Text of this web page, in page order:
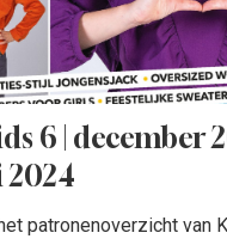
6 | december
patronenoverzicht van